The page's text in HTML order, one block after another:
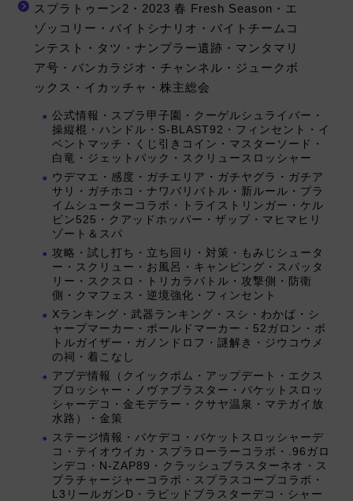
スプラトゥーン2・2023 春 Fresh Season・エ
ゾッコリー・バイトシナリオ・バイトチームコ
ンテスト・タツ・ナンプラー遺跡・マンタマリ
ア号・バンカラジオ・チャンネル・ジュークボ
ックス・イカッチャ・株主総会
公式情報・スプラ甲子園・クーゲルシュライバー・
操縦棍・ハンドル・S-BLAST92・フィンセント・イ
ベントマッチ・くじ引きコイン・マスターソード・
白竜・ジェットパック・スクリュースロッシャー
ウデマエ・感度・ガチエリア・ガチヤグラ・ガチア
サリ・ガチホコ・ナワバリバトル・新ルール・プラ
イムシューターコラボ・トライストリンガー・ケル
ビン525・クアッドホッパー・ザップ・マヒマヒリ
ゾート＆スパ
攻略・試し打ち・立ち回り・対策・もみじシュータ
ー・スクリュー・お風呂・キャンピング・スパッタ
リー・スクスロ・トリカラバトル・攻撃側・防衛
側・クマフェス・逆境強化・フィンセント
Xランキング・武器ランキング・スシ・わかば・シ
ャープマーカー・ボールドマーカー・52ガロン・ボ
トルガイザー・ガノンドロフ・謎解き・ジウコウメ
の祠・着こなし
アプデ情報（クイックボム・アップデート・エクス
プロッシャー・ノヴァブラスター・バケットスロッ
シャーデコ・金モデラー・クサヤ温泉・マテガイ放
水路）・金策
ステージ情報・バケデコ・バケットスロッシャーデ
コ・テイオウイカ・スプラローラーコラボ・.96ガロ
ンデコ・N-ZAP89・クラッシュブラスターネオ・ス
プラチャージャーコラボ・スプラスコープコラボ・
L3リールガンD・ラピッドブラスターデコ・シャー